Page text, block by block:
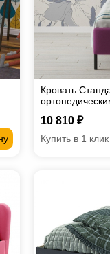
Кровать
10 810 ₽
Купить в 1 клик